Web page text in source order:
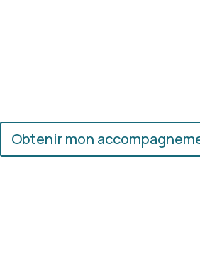
Obtenir mon